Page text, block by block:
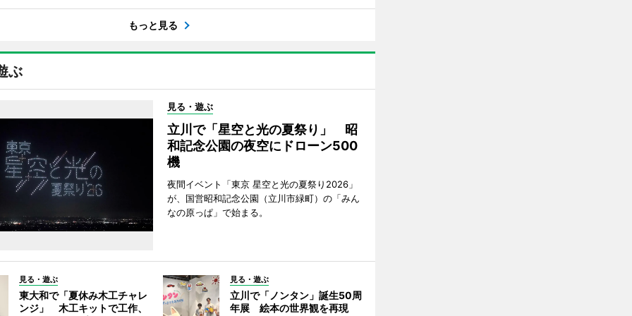
もっと見る
ぶ
見る・遊ぶ
立川で「星空と光の夏祭り」 昭
和記念公園の夜空にドローン500
機
夜間イベント「東京 星空と光の夏祭り2026」
が、国営昭和記念公園（立川市緑町）の「みん
なの原っぱ」で始まる。
見る・遊ぶ
東大和で「夏休み木工チャレ
ンジ」 木工キットで工作、
見る・遊ぶ
立川で「ノンタン」誕生50周
年展 絵本の世界観を再現